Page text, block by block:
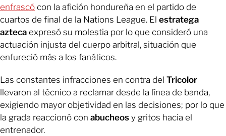
enfrascó con la afición hondureña en el partido de
cuartos de final de la Nations League. El estratega
azteca expresó su molestia por lo que consideró una
actuación injusta del cuerpo arbitral, situación que
enfureció más a los fanáticos.
Las constantes infracciones en contra del Tricolor
llevaron al técnico a reclamar desde la línea de banda,
exigiendo mayor objetividad en las decisiones; por lo que
la grada reaccionó con abucheos y gritos hacia el
entrenador.